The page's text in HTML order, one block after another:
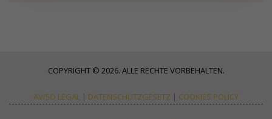
COPYRIGHT © 2026. ALLE RECHTE VORBEHALTEN.
AVISO LEGAL | DATENSCHUTZGESETZ | COOKIES POLICY